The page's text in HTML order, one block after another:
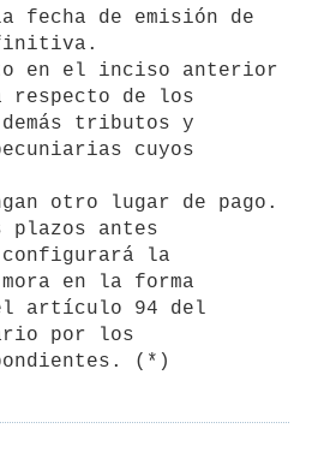
de emisión de
respecto de los
demás tributos y
cuyos
otro lugar de pago.
la
en la forma
artículo 94 del
por los
(*)